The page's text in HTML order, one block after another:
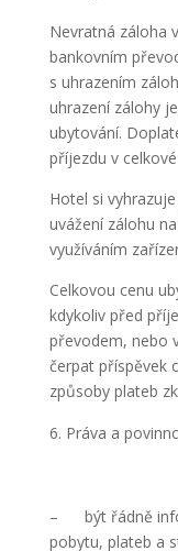
Nevratná záloha
bankovním
s uhrazením
uhrazení zálohy
ubytování.
příjezdu v
Hotel si
uvážení zálohu
využíváním
Celkovou cenu
kdykoliv před
převodem, nebo
čerpat příspěvek
způsoby plateb
Práva a
– být řádně
pobytu, plateb a